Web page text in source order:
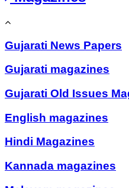
Gujarati News Papers
Gujarati magazines
Gujarati Old Issues
English magazines
Hindi Magazines
Kannada magazines